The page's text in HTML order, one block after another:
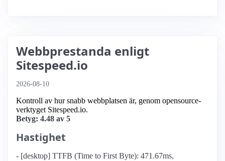
Webbprestanda enligt
Sitespeed.io
2026-08-10
Kontroll av hur snabb webbplatsen är, genom opensource-
verktyget Sitespeed.io.
Betyg: 4.48 av 5
Hastighet
- [desktop] TTFB (Time to First Byte): 471.67ms,